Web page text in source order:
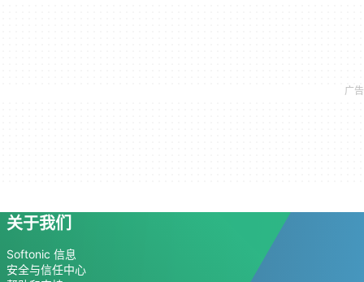
关于我们
Softonic 信息
安全与信任中心